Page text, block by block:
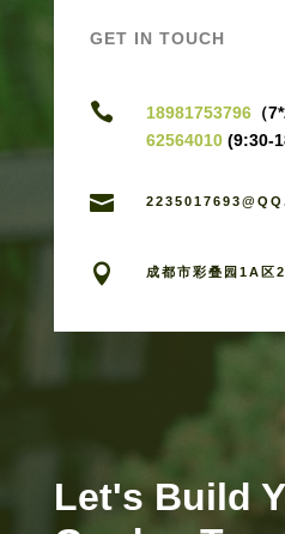
GET IN TOUCH
 18981753796（
62564010 (9:30-

 成都市彩叠园1A区
Let's Build